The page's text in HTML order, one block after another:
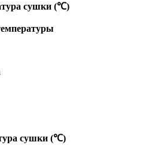
сушки (℃)
сушки (℃)